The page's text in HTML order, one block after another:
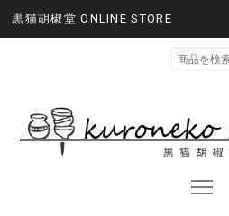
黒猫胡椒堂 ONLINE STORE